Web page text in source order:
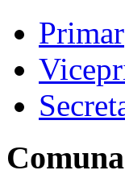
Primar
Comuna